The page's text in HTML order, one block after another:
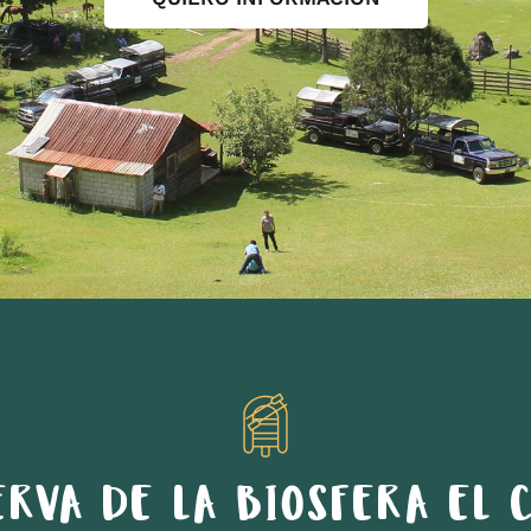
DE LA BIOSFERA EL